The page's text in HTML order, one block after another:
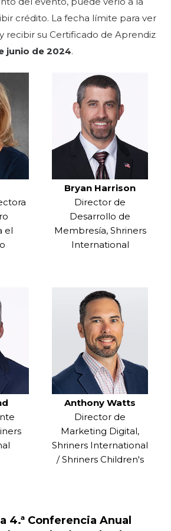
BUSCAR
FILANTROPÍA
DE MIEMBROS
IMPACTING CARE
crédito. La fecha límite para ver
recibir su Certificado de Aprendiz
junio de 2024.
el
Bryan Harrison
Director de
Desarrollo de
Membresía, Shriners
International
Anthony Watts
Director de
Marketing Digital,
Shriners International
/ Shriners Children's
4.ª Conferencia Anual